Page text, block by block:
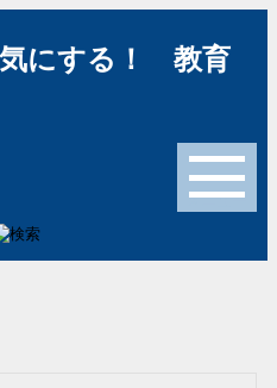
気にする！ 教育
メニュー